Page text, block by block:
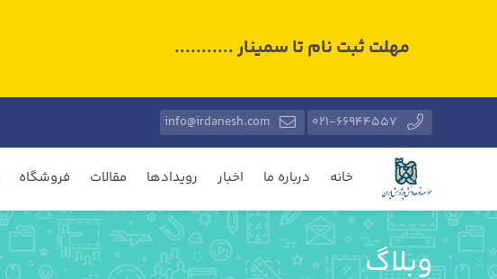
مهلت ثبت نام تا سمینار ...........
021-66944557
info@irdanesh.com
خانه درباره ما اخبار رویدادها مقالات فروشگاه
وبلاگ